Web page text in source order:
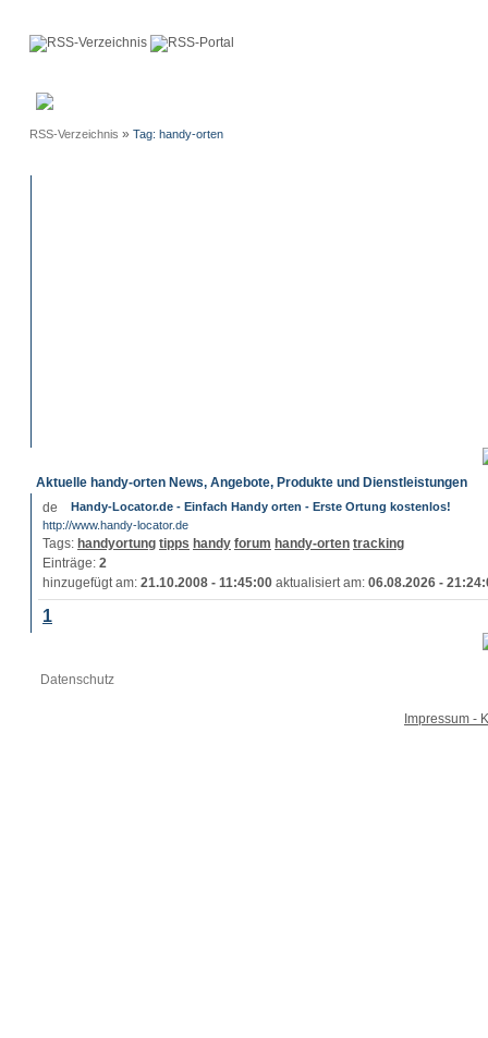
RSS-Verzeichnis » Tag: handy-orten
Aktuelle handy-orten News, Angebote, Produkte und Dienstleistungen
Handy-Locator.de - Einfach Handy orten - Erste Ortung kostenlos!
http://www.handy-locator.de
Tags: handyortung tipps handy forum handy-orten tracking
Einträge: 2
hinzugefügt am: 21.10.2008 - 11:45:00 aktualisiert am: 06.08.2026 -
1
Datenschutz
Impressum -